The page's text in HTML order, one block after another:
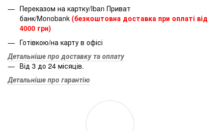
Переказом на картку/Iban Приват
банк/Monobank (безкоштовна доставка при оплаті від
4000 грн)
Готівкою/на карту в офісі
Детальніше про доставку та оплату
Від 3 до 24 місяців.
Детальніше про гарантію